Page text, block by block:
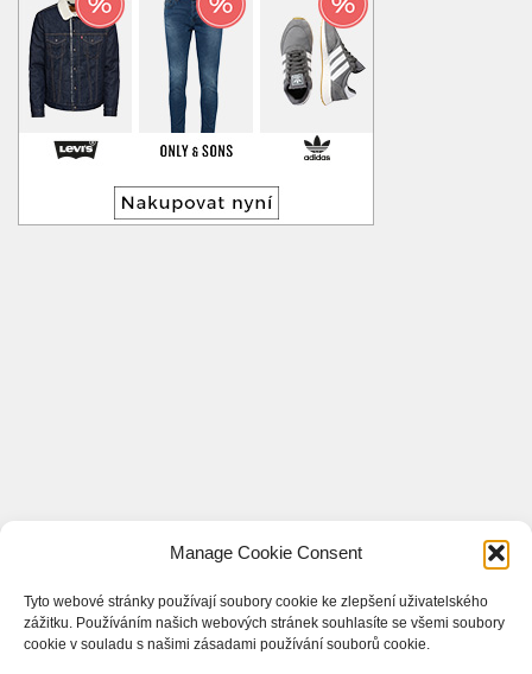
Manage Cookie Consent
Tyto webové stránky používají soubory cookie ke zlepšení uživatelského
zážitku. Používáním našich webových stránek souhlasíte se všemi soubory
cookie v souladu s našimi zásadami používání souborů cookie.